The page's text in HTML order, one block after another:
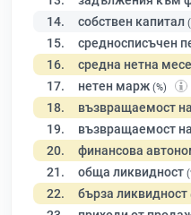
14. собствен капитал
15. средносписъчен
16. средна нетна
17. нетен марж (%)
18. възвращаемост
19. възвращаемост
20. финансова
21. обща ликвидност
22. бърза ликвидност